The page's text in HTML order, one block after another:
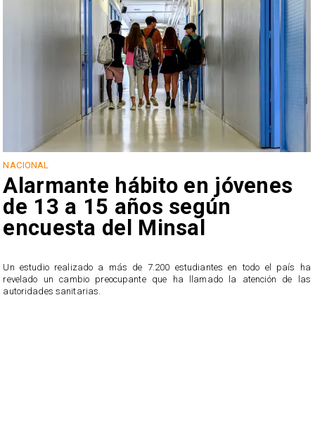
NACIONAL
Alarmante hábito en jóvenes
de 13 a 15 años según
encuesta del Minsal
Un estudio realizado a más de 7.200 estudiantes en todo el país ha
revelado un cambio preocupante que ha llamado la atención de las
autoridades sanitarias.